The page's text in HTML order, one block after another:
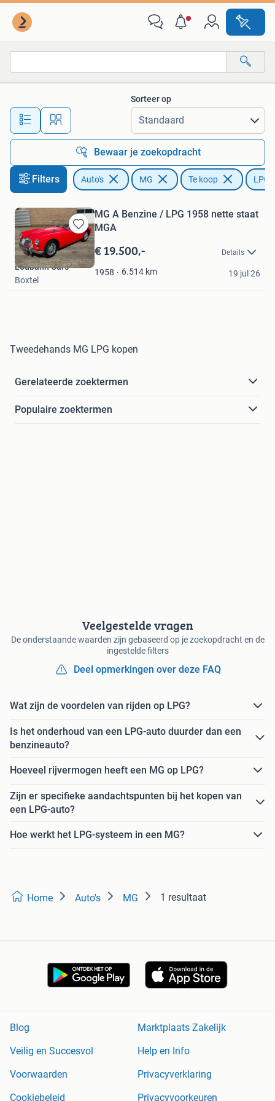
Alle afstanden…
Sorteer op
Bewaar je zoekopdracht
Filters Auto's MG Te koop LPG
Bewaren
in
Mijn
Favorieten
MG A Benzine / LPG 1958 nette staat
MGA
€ 19.500,- Details
1958 6.514 km
Loubann Cars
Boxtel
19 jul 26
Tweedehands MG LPG kopen
Gerelateerde zoektermen
Populaire zoektermen
Veelgestelde vragen
De onderstaande waarden zijn gebaseerd op je zoekopdracht en de
ingestelde filters
Deel opmerkingen over deze FAQ
Wat zijn de voordelen van rijden op LPG?
Is het onderhoud van een LPG-auto duurder dan een
benzineauto?
Hoeveel rijvermogen heeft een MG op LPG?
Zijn er specifieke aandachtspunten bij het kopen van
een LPG-auto?
Hoe werkt het LPG-systeem in een MG?
Home Auto's MG 1 resultaat
Blog
Marktplaats Zakelijk
Veilig en Succesvol
Help en Info
Voorwaarden
Privacyverklaring
Cookiebeleid
Privacyvoorkeuren